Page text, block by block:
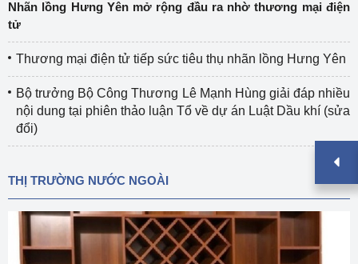
Nhãn lồng Hưng Yên mở rộng đầu ra nhờ thương mại điện
tử
Thương mại điện tử tiếp sức tiêu thụ nhãn lồng Hưng Yên
Bộ trưởng Bộ Công Thương Lê Mạnh Hùng giải đáp nhiều
nội dung tại phiên thảo luận Tổ về dự án Luật Dầu khí (sửa
đổi)
THỊ TRƯỜNG NƯỚC NGOÀI